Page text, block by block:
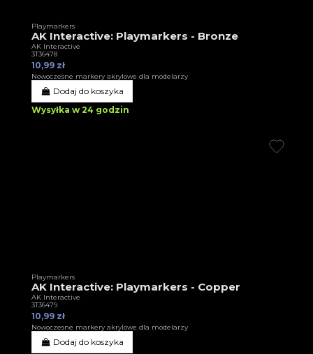
Playmarkers
AK Interactive: Playmarkers - Bronze
AK Interactive
3T36478
10,99 zł
Nowoczesne markery akrylowe dla modelarzy
Dodaj do koszyka
Wysyłka w 24 godzin
Playmarkers
AK Interactive: Playmarkers - Copper
AK Interactive
3T36479
10,99 zł
Nowoczesne markery akrylowe dla modelarzy
Dodaj do koszyka